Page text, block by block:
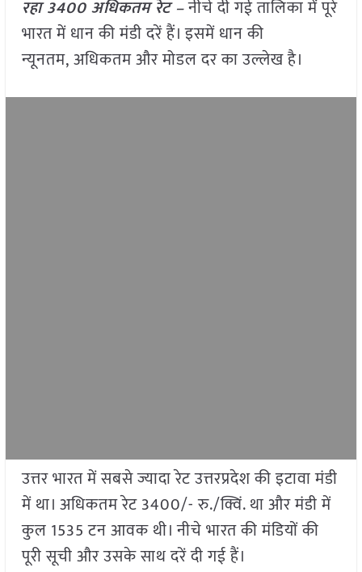
रहा 3400 अधिकतमरेट –नीचे दी गई तालिका में पूरे
भारत में धान की मंडी दरें हैं। इसमें धान की
न्यूनतम, अधिकतम और मोडल दर का उल्लेख है।
उत्तर भारत में सबसे ज्यादा रेट उत्तरप्रदेश की इटावा मंडी
में था। अधिकतम रेट 3400/- रु./क्विं. था और मंडी में
कुल 1535 टन आवक थी। नीचे भारत की मंडियों की
पूरी सूची और उसके साथ दरें दी गई हैं।